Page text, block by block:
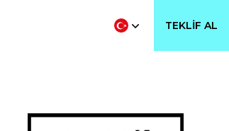
TEKLIF AL